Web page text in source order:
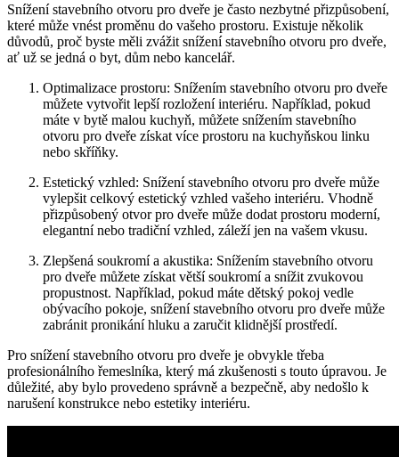
Snížení stavebního otvoru pro dveře je často nezbytné přizpůsobení,
které může vnést proměnu do vašeho prostoru. Existuje několik
důvodů, proč byste měli zvážit snížení stavebního otvoru pro dveře,
ať už se jedná o byt, dům nebo kancelář.
Optimalizace prostoru: Snížením stavebního otvoru pro dveře
můžete vytvořit lepší rozložení interiéru. Například, pokud
máte v bytě malou kuchyň, můžete snížením stavebního
otvoru pro dveře získat více prostoru na kuchyňskou linku
nebo skříňky.
Estetický vzhled: Snížení stavebního otvoru pro dveře může
vylepšit celkový estetický vzhled vašeho interiéru. Vhodně
přizpůsobený otvor pro dveře může dodat prostoru moderní,
elegantní nebo tradiční vzhled, záleží jen na vašem vkusu.
Zlepšená soukromí a akustika: Snížením stavebního otvoru
pro dveře můžete získat větší soukromí a snížit zvukovou
propustnost. Například, pokud máte dětský pokoj vedle
obývacího pokoje, snížení stavebního otvoru pro dveře může
zabránit pronikání hluku a zaručit klidnější prostředí.
Pro snížení stavebního otvoru pro dveře je obvykle třeba
profesionálního řemeslníka, který má zkušenosti s touto úpravou. Je
důležité, aby bylo provedeno správně a bezpečně, aby nedošlo k
narušení konstrukce nebo estetiky interiéru.